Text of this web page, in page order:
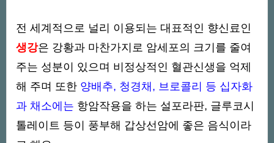
전 세계적으로 널리 이용되는 대표적인 향신료인
생강은 강황과 마찬가지로 암세포의 크기를 줄여
주는 성분이 있으며 비정상적인 혈관신생을 억제
해 주며 또한 양배추, 청경채, 브로콜리 등 십자화
과 채소에는 항암작용을 하는 설포라판, 글루코시
톨레이트 등이 풍부해 갑상선암에 좋은 음식이라